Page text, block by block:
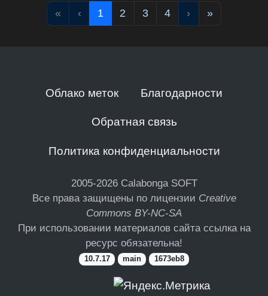
« ‹ 1 2 3 4 › »
Облако меток Благодарности
Обратная связь
Политика конфиденциальности
2005-2026 Calabonga SOFT
Все права защищены по лицензии Creative
Commons BY-NC-SA
При использовании материалов сайта ссылка на
ресурс обязательна!
10.7.17 main 1673eb8